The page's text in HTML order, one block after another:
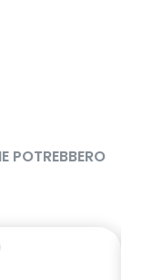
POTREBBERO